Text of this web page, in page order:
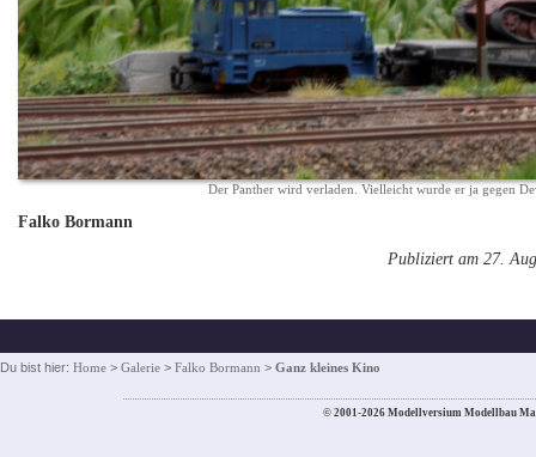
Der Panther wird verladen. Vielleicht wurde er ja gegen
Falko Bormann
Publiziert am 27.
Du bist hier: Home > Galerie > Falko Bormann > Ganz kleines Kino
© 2001-2026 Modellversium Modellbau